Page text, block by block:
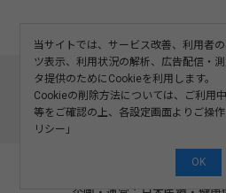
このサイトについて 利
記事の二次利用について
プライバ
運営会社
©2008-2026 SOSHINSHA
当サイトでは、サービス改善、利用者
ツ表示、利用状況の解析、広告配信・
タ提供のためにCookieを利用します。
Cookieの削除方法については、ご利用
等をご確認の上、各設定画面よりご操
リシー 」
OK